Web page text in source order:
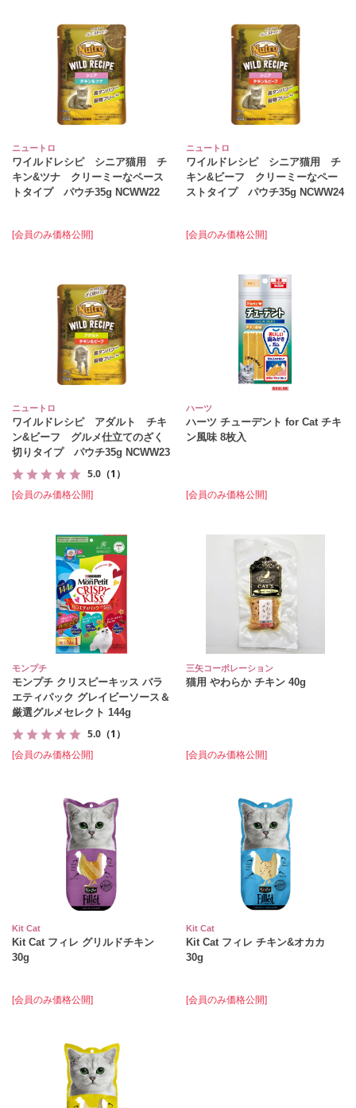
ニュートロ
ワイルドレシピ シニア猫用 チ
キン&ツナ クリーミーなペース
トタイプ パウチ35g NCWW22
[会員のみ価格公開]
ニュートロ
ワイルドレシピ シニア猫用 チ
キン&ビーフ クリーミーなペー
ストタイプ パウチ35g NCWW24
[会員のみ価格公開]
ニュートロ
ワイルドレシピ アダルト チキ
ン&ビーフ グルメ仕立てのざく
切りタイプ パウチ35g NCWW23
5.0 （1）
[会員のみ価格公開]
ハーツ
ハーツ チューデント for Cat チキ
ン風味 8枚入
[会員のみ価格公開]
モンプチ
モンプチ クリスピーキッス バラ
エティパック グレイビーソース＆
厳選グルメセレクト 144g
5.0 （1）
[会員のみ価格公開]
三矢コーポレーション
猫用 やわらか チキン 40g
[会員のみ価格公開]
Kit Cat
Kit Cat フィレ グリルドチキン
30g
[会員のみ価格公開]
Kit Cat
Kit Cat フィレ チキン&オカカ
30g
[会員のみ価格公開]